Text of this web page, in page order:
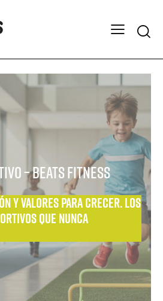
– Beats Fitness
y valores para crecer. Los
que nunca